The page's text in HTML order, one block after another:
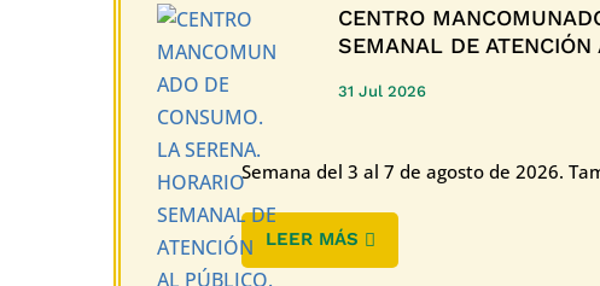
CENTRO
SEMANAL DE ATENCIÓN
31 Jul 2026
Semana del 3 al 7 de agosto de 2026.
LEER MÁS